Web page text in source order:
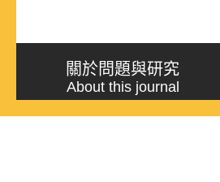
關於問題與研究
About this journal